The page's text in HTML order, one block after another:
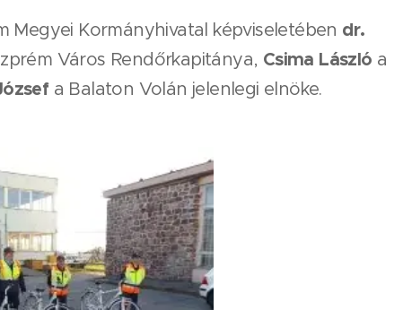
Megyei Kormányhivatal képviseletében dr.
Város Rendőrkapitánya, Csima László a
a Balaton Volán jelenlegi elnöke.